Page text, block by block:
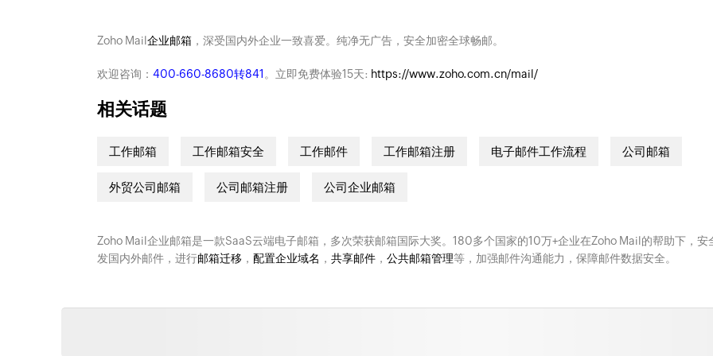
Zoho Mail企业邮箱，深受国内外企业一致喜爱。纯净无广告，安全加密全球畅邮。
欢迎咨询： 400-660-8680转841 。立即免费体验15天: https://www.zoho.com.cn/mail/
相关话题
工作邮箱 工作邮箱安全 工作邮件 工作邮箱注册 电子邮件工作流程 公司邮箱
外贸公司邮箱 公司邮箱注册 公司企业邮箱
Zoho Mail企业邮箱是一款SaaS云端电子邮箱，多次荣获邮箱国际大奖。180多个国家的10万+企业在Zoho Mail的帮助下，安
发国内外邮件，进行邮箱迁移 ， 配置企业域名 ， 共享邮件， 公共邮箱管理等，加强邮件沟通能力，保障邮件数据安全。